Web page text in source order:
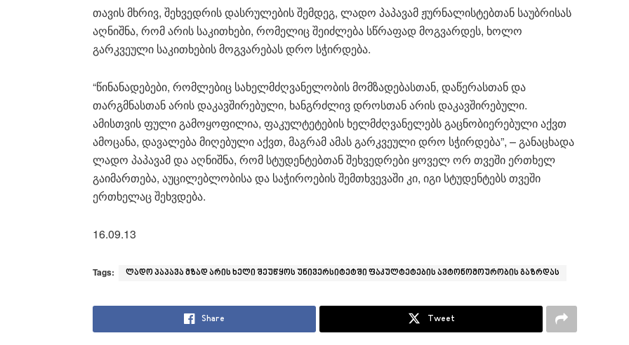
თავის მხრივ, შეხვედრის დასრულების შემდეგ, ლადო პაპავამ ჟურნალისტებთან საუბრისას
აღნიშნა, რომ არის საკითხები, რომელიც შეიძლება სწრაფად მოგვარდეს, ხოლო
გარკვეული საკითხების მოგვარებას დრო სჭირდება.
“წინანადებები, რომლებიც სახელმძღვანელობის მომზადებასთან, დაწერასთან და
თარგმნასთან არის დაკავშირებული, ხანგრძლივ დროსთან არის დაკავშირებული.
ამისთვის ფული გამოყოფილია, ფაკულტეტების ხელმძღვანელებს გაცნობიერებული აქვთ
ამოცანა, დავალება მიღებული აქვთ, მაგრამ ამას გარკვეული დრო სჭირდება”, – განაცხადა
ლადო პაპავამ და აღნიშნა, რომ სტუდენტებთან შეხვედრები ყოველ ორ თვეში ერთხელ
გაიმართება, აუცილებლობისა და საჭიროების შემთხვევაში კი, იგი სტუდენტებს თვეში
ერთხელაც შეხვდება.
16.09.13
Tags: ლადო პაპავა მზად არის ხელი შეუწყოს უნივერსიტეტში ფაკულტეტების ავტონომოურობის გაზრდას
Share Tweet